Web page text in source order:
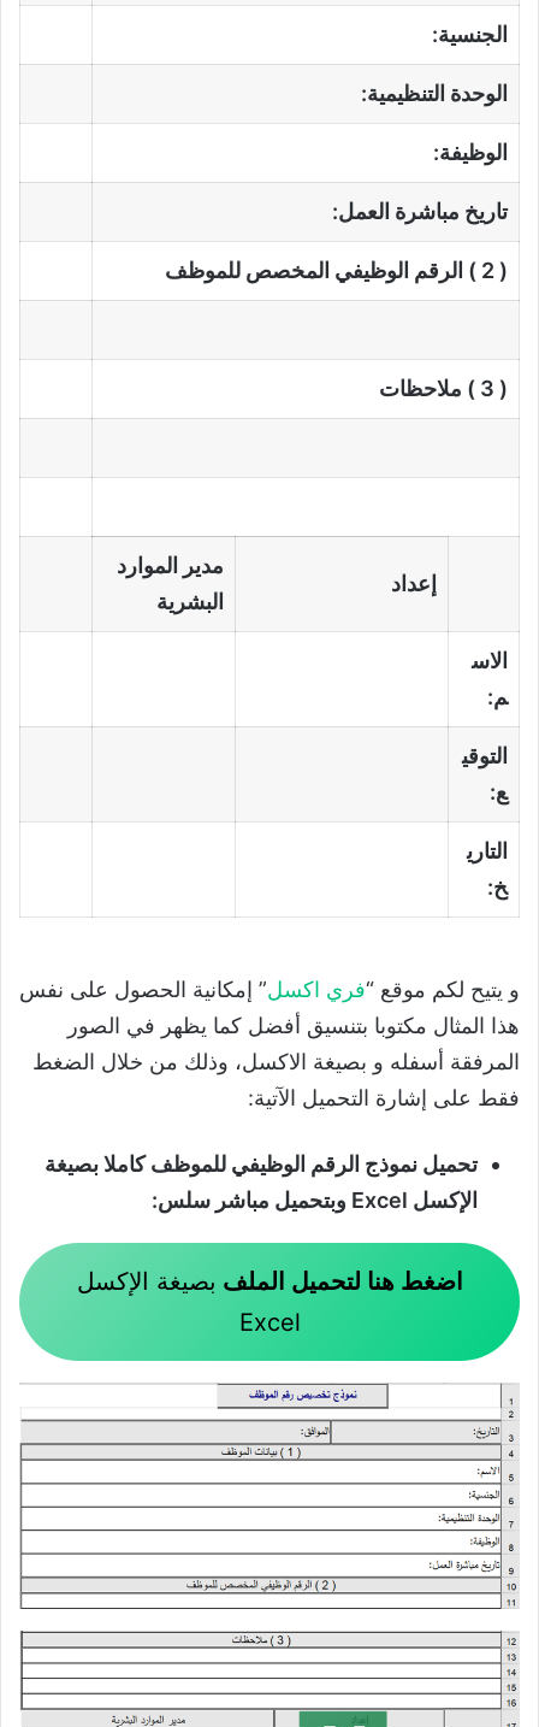
الجنسية:
الوحدة التنظيمية:
الوظيفة:
تاريخ مباشرة العمل:
( 2 ) الرقم الوظيفي المخصص للموظف
( 3 ) ملاحظات
إعداد
مدير الموارد
البشرية
الاس
م:
التوقي
ع:
التاري
خ:
و يتيح لكم موقع “فري اكسل” إمكانية الحصول على نفس
هذا المثال مكتوبا بتنسيق أفضل كما يظهر في الصور
المرفقة أسفله و بصيغة الاكسل، وذلك من خلال الضغط
فقط على إشارة التحميل الآتية:
تحميل نموذج الرقم الوظيفي للموظف كاملا بصيغة
الإكسل Excel وبتحميل مباشر سلس:
اضغط هنا لتحميل الملف بصيغة الإكسل
Excel